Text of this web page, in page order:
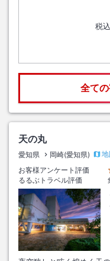
税込
全て
天の丸
愛知県 岡崎(愛知県)
地
お客様アンケート評価
るるぶトラベル評価